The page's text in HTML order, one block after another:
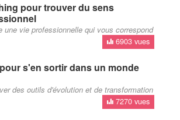
pour trouver du sens
une vie professionnelle qui vous correspond
6903 vues
s'en sortir dans un monde
des outils d'évolution et de transformation
7270 vues